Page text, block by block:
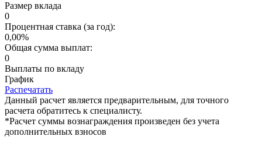
Размер вклада
0
Процентная ставка (за год):
0,00%
Общая сумма выплат:
0
Выплаты по вкладу
График
Распечатать
Данный расчет является предварительным, для точного
расчета обратитесь к специалисту.
*Расчет суммы вознаграждения произведен без учета
дополнительных взносов